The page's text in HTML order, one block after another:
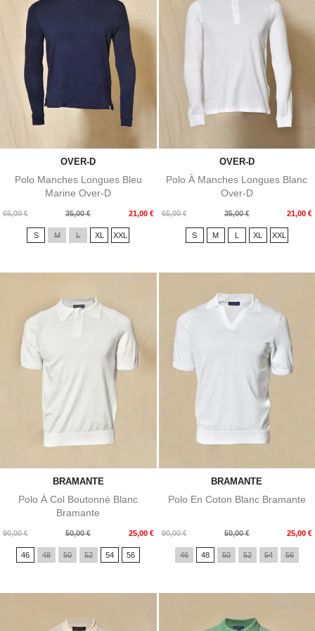
OVER-D
Polo Manches Longues Bleu
Marine Over-D
65,00 €
Prix
35,00 € 21,00 €
Prix
S M L XL XXL
OVER-D
Polo À Manches Longues Blanc
Over-D
65,00 €
Prix
35,00 € 21,00 €
Prix
S M L XL XXL
BRAMANTE
Polo À Col Boutonné Blanc
Bramante
90,00 €
Prix
base
50,00 € 25,00 €
Prix
46 48 50 52 54 56
BRAMANTE
Polo En Coton Blanc Bramante
90,00 €
Prix
50,00 € 25,00 €
Prix
46 48 50 52 54 56